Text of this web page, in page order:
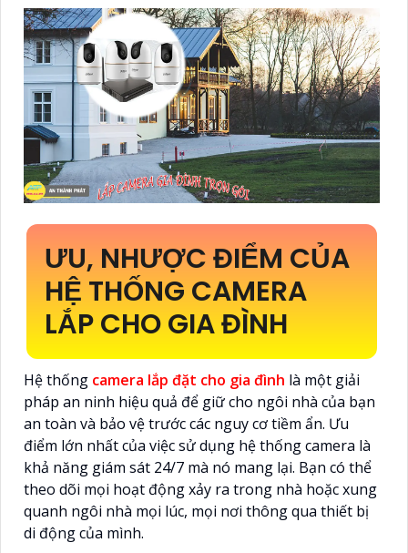
ƯU, NHƯỢC ĐIỂM CỦA
HỆ THỐNG CAMERA
LẮP CHO GIA ĐÌNH
Hệ thống camera lắp đặt cho gia đình là một giải
pháp an ninh hiệu quả để giữ cho ngôi nhà của bạn
an toàn và bảo vệ trước các nguy cơ tiềm ẩn. Ưu
điểm lớn nhất của việc sử dụng hệ thống camera là
khả năng giám sát 24/7 mà nó mang lại. Bạn có thể
theo dõi mọi hoạt động xảy ra trong nhà hoặc xung
quanh ngôi nhà mọi lúc, mọi nơi thông qua thiết bị
di động của mình.